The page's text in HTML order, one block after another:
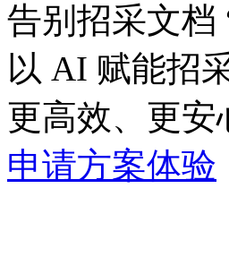
告别招采文档 “
以 AI 赋能招采
更高效、更安心
申请方案体验